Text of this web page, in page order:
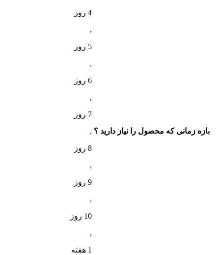
بازه زمانی که محصول را نیاز دارید ؟
4 روز
,
5 روز
,
6 روز
,
7 روز
,
8 روز
,
9 روز
,
10 روز
,
1 هفته